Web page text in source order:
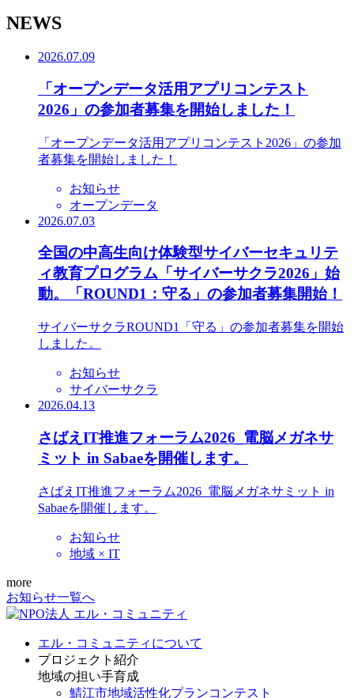
NEWS
2026.07.09
「オープンデータ活用アプリコンテスト
2026」の参加者募集を開始しました！
「オープンデータ活用アプリコンテスト2026」の参加
者募集を開始しました！
お知らせ
オープンデータ
2026.07.03
全国の中高生向け体験型サイバーセキュリテ
ィ教育プログラム「サイバーサクラ2026」始
動。「ROUND1：守る」の参加者募集開始！
サイバーサクラROUND1「守る」の参加者募集を開始
しました。
お知らせ
サイバーサクラ
2026.04.13
さばえIT推進フォーラム2026_電脳メガネサ
ミット in Sabaeを開催します。
さばえIT推進フォーラム2026_電脳メガネサミット in
Sabaeを開催します。
お知らせ
地域 × IT
more
お知らせ一覧へ
エル・コミュニティについて
プロジェクト紹介
地域の担い手育成
鯖江市地域活性化プランコンテスト